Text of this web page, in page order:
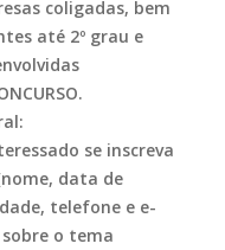
coligadas, bem
até 2º grau e
se inscreva
data de
telefone e e-
o tema